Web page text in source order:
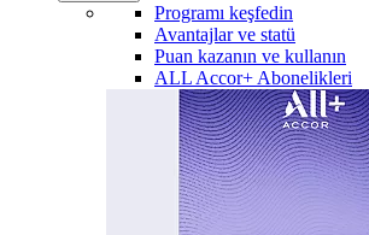
Programı keşfedin
Avantajlar ve statü
Puan kazanın ve kullanın
ALL Accor+ Abonelikleri